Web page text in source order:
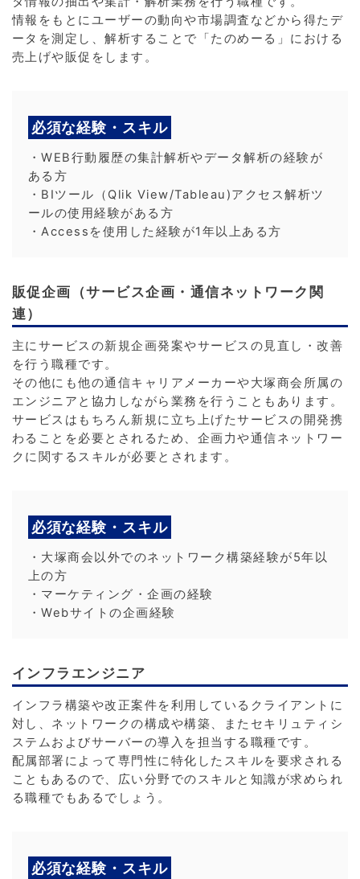
情報をもとにユーザーの動向や市場調査などから得たデ
ータを測定し、解析することで「たのめーる」における
売上げや販促をします。
必須な経験・スキル
・WEB行動履歴の集計解析やデータ解析の経験が
ある方
・BIツール（Qlik View/Tableau)アクセス解析ツ
ールの使用経験がある方
・Accessを使用した経験が1年以上ある方
販促企画（サービス企画・通信ネットワーク関
連）
主にサービスの新規企画発案やサービスの見直し・改善
を行う職種です。
その他にも他の通信キャリアメーカーや大塚商会所属の
エンジニアと協力しながら業務を行うこともあります。
サービスはもちろん新規に立ち上げたサービスの開発携
わることを必要とされるため、企画力や通信ネットワー
クに関するスキルが必要とされます。
必須な経験・スキル
・大塚商会以外でのネットワーク構築経験が5年以
上の方
・マーケティング・企画の経験
・Webサイトの企画経験
インフラエンジニア
インフラ構築や改正案件を利用しているクライアントに
対し、ネットワークの構成や構築、またセキリュティシ
ステムおよびサーバーの導入を担当する職種です。
配属部署によって専門性に特化したスキルを要求される
こともあるので、広い分野でのスキルと知識が求められ
る職種でもあるでしょう。
必須な経験・スキル